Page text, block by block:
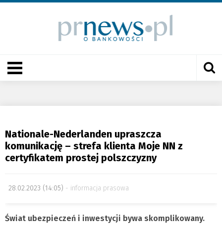
Nationale-Nederlanden upraszcza
komunikację – strefa klienta Moje NN z
certyfikatem prostej polszczyzny
28.02.2023 (14:05) informacja prasowa
Świat ubezpieczeń i inwestycji bywa skomplikowany.